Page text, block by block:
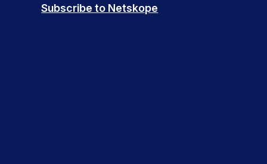
Subscribe to Netskope